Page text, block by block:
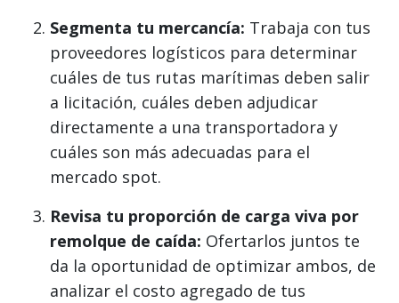
Segmenta tu mercancía: Trabaja con tus
proveedores logísticos para determinar
cuáles de tus rutas marítimas deben salir
a licitación, cuáles deben adjudicar
directamente a una transportadora y
cuáles son más adecuadas para el
mercado spot.
Revisa tu proporción de carga viva por
remolque de caída: Ofertarlos juntos te
da la oportunidad de optimizar ambos, de
analizar el costo agregado de tus